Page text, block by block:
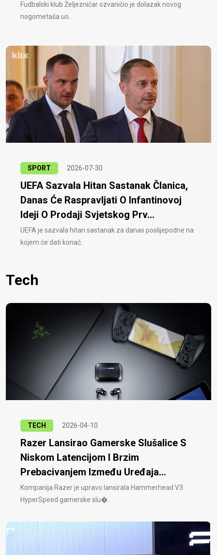
Fudbalski klub Željezničar ozvaničio je dolazak novog
nogometaša uo..
SPORT 2026-07-30
UEFA Sazvala Hitan Sastanak Članica,
Danas Će Raspravljati O Infantinovoj
Ideji O Prodaji Svjetskog Prv...
UEFA je sazvala hitan sastanak za danas poslijepodne na
kojem će dati konač..
Tech
TECH 2026-04-10
Razer Lansirao Gamerske Slušalice S
Niskom Latencijom I Brzim
Prebacivanjem Između Uređaja...
Kompanija Razer je upravo lansirala Hammerhead V3
HyperSpeed ​​gamerske slu�..